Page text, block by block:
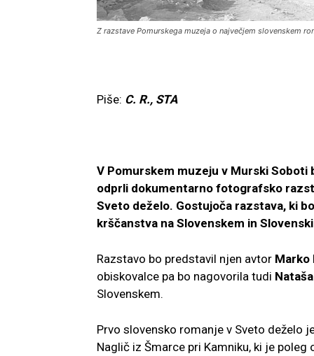
Z razstave Pomurskega muzeja o največjem slovenskem
Piše: C. R., STA
V Pomurskem muzeju v Murski
odprli dokumentarno fotografsko
Sveto deželo. Gostujoča razstava, ki
krščanstva na Slovenskem in
Razstavo bo predstavil njen avtor Marko
obiskovalce pa bo nagovorila tudi
Slovenskem.
Prvo slovensko romanje v Sveto deželo
Naglič iz Šmarce pri Kamniku, ki je